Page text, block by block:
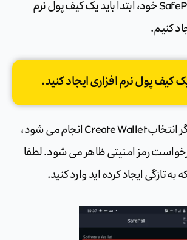
برای شروع سفر SafePal خود، ابتدا باید یک کیف پول نرم
کنیم.
این کار با یک بار دیگر انتخاب Create Wallet انجام می شود،
رمز امنیتی ظاهر می شود. لطفا
به تازگی ایجاد کرده اید وارد کنید.